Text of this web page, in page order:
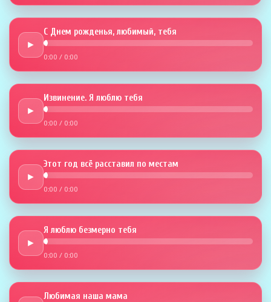
►
С Днем рожденья, любимый, тебя
0:00 / 0:00
►
Извинение. Я люблю тебя
0:00 / 0:00
►
Этот год всё расставил по местам
0:00 / 0:00
►
Я люблю безмерно тебя
0:00 / 0:00
Любимая наша мама